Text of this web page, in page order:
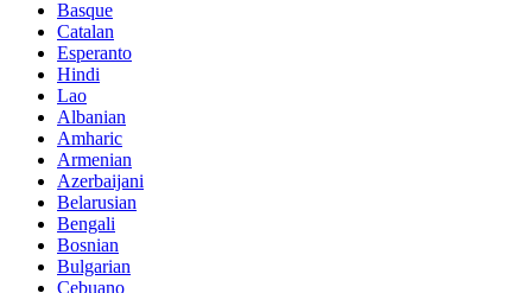
Basque
Catalan
Esperanto
Hindi
Lao
Albanian
Amharic
Armenian
Azerbaijani
Belarusian
Bengali
Bosnian
Bulgarian
Cebuano